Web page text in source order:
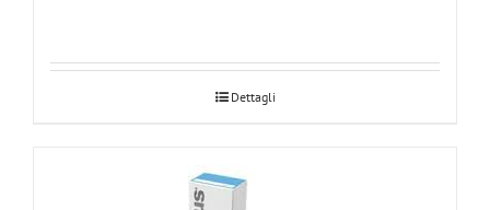
Dettagli